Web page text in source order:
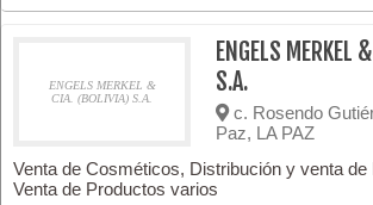
ENGELS MERKEL &
CIA. (BOLIVIA) S.A.
ENGELS MERKEL
S.A.
c. Rosendo
Paz, LA PAZ
Venta de Cosméticos, Distribución y venta
Venta de Productos varios